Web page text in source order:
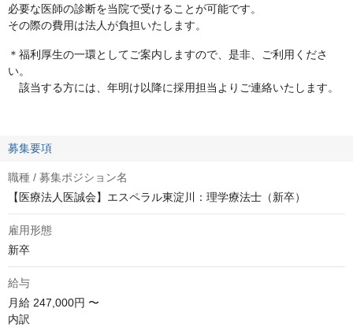
必要な医師の診断を当院で受けることが可能です。
その際の費用は法人が負担いたします。
＊福利厚生の一環としてご案内しますので、是非、ご利用くださ
い。
該当する方には、年明け以降に採用担当よりご連絡いたします。
募集要項
職種 / 募集ポジション名
【医療法人医誠会】エスペラル東淀川：理学療法士（新卒）
雇用形態
新卒
給与
月給 247,000円 〜
内訳